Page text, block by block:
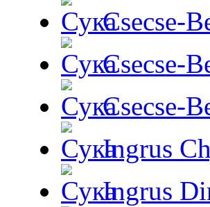
Csecse-
Csecse-
Csecse-
Ingrus
Ingrus